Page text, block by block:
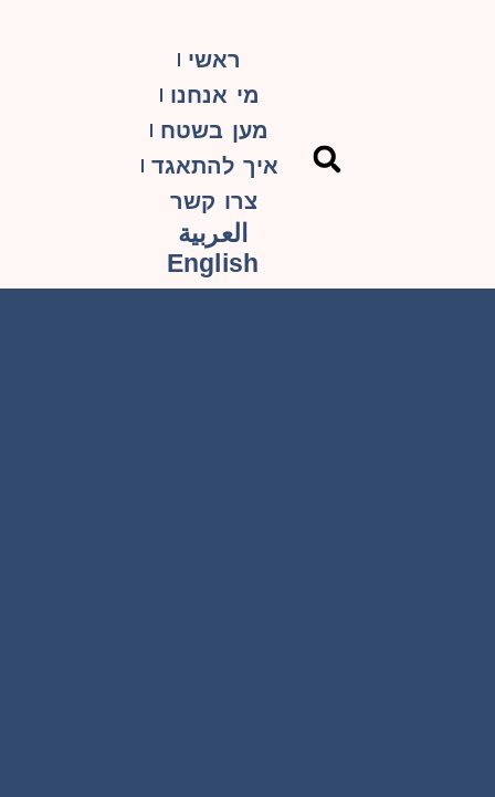
ראשי
מי אנחנו
מען בשטח
איך להתאגד
צרו קשר
العربية
English